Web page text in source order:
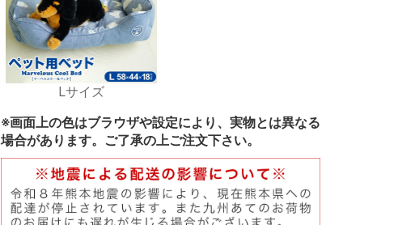
Lサイズ
※画面上の色はブラウザや設定により、実物とは異なる
場合があります。ご了承の上ご注文下さい。